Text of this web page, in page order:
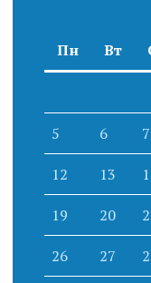
Пн
Вт
5 6 7
12 13
19 20
26 27